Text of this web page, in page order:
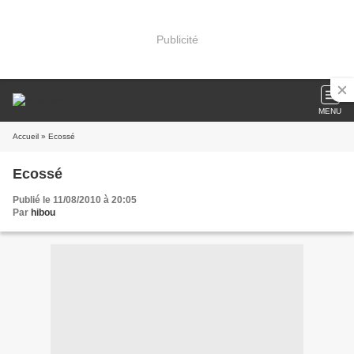
Publicité
MENU
Accueil » Ecossé
Ecossé
Publié le 11/08/2010 à 20:05
Par hibou